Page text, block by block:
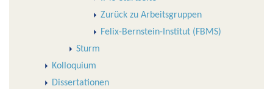
Zurück zu Arbeitsgruppen
Felix-Bernstein-Institut (FBMS)
Sturm
Kolloquium
Dissertationen